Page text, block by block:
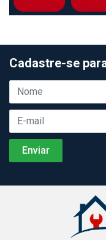
Cadastre-se